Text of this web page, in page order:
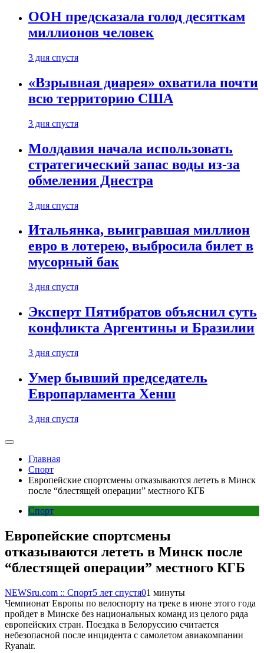
ООН предсказала голод десяткам
миллионов человек
3 дня спустя
«Взрывная диарея» охватила почти
всю территорию США
3 дня спустя
Молдавия начала использовать
стратегический запас воды из-за
обмеления Днестра
3 дня спустя
Итальянка, выигравшая миллион
евро в лотерею, выбросила билет в
мусорный бак
3 дня спустя
Эксперт Пятибратов объяснил суть
конфликта Аргентины и Бразилии
3 дня спустя
Умер бывший председатель
Европарламента Хенш
3 дня спустя
Главная
Спорт
Европейские спортсмены отказываются лететь в Минск
после “блестящей операции” местного КГБ
Спорт
Европейские спортсмены
отказываются лететь в Минск после
“блестящей операции” местного КГБ
NEWSru.com :: Спорт5 лет спустя01 минуты
Чемпионат Европы по велоспорту на треке в июне этого года
пройдет в Минске без национальных команд из целого ряда
европейских стран. Поездка в Белоруссию считается
небезопасной после инцидента с самолетом авиакомпании
Ryanair.